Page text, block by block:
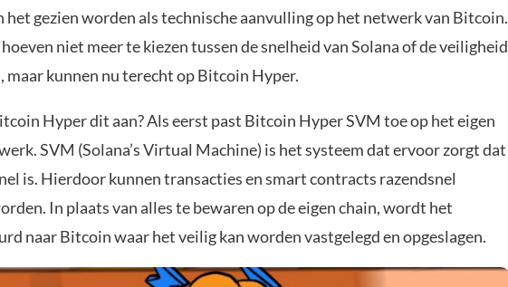
het gezien worden als technische aanvulling op het netwerk van Bitcoin.
niet meer te kiezen tussen de snelheid van Solana of de veiligheid
maar kunnen nu terecht op Bitcoin Hyper.
Hyper dit aan? Als eerst past Bitcoin Hyper SVM toe op het eigen
SVM (Solana’s Virtual Machine) is het systeem dat ervoor zorgt dat
is. Hierdoor kunnen transacties en smart contracts razendsnel
In plaats van alles te bewaren op de eigen chain, wordt het
naar Bitcoin waar het veilig kan worden vastgelegd en opgeslagen.